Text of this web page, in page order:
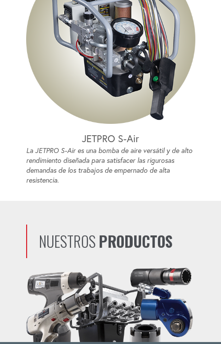
JETPRO S-Air
La JETPRO S-Air es una bomba de aire versátil y de alto
rendimiento diseñada para satisfacer las rigurosas
demandas de los trabajos de empernado de alta
resistencia.
NUESTROS PRODUCTOS